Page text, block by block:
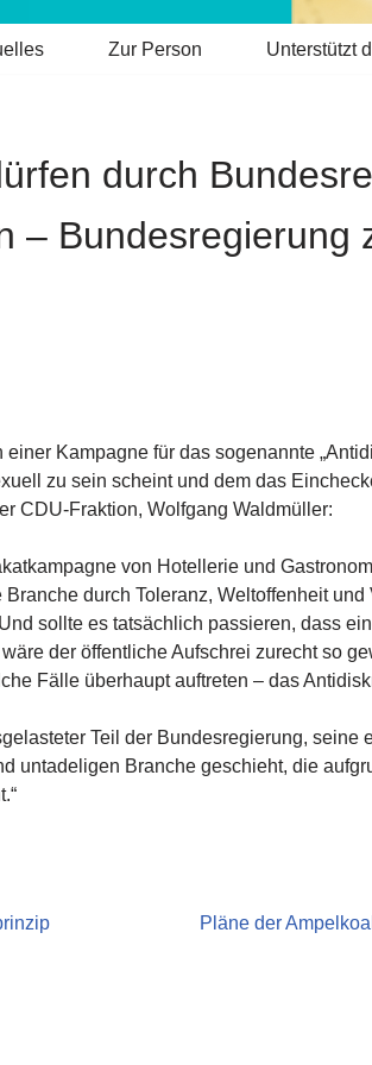
Zur Person Unterstützt
durch
– Bundesregierung
Kampagne für das sogenannte
zu sein scheint und dem das
CDU-Fraktion, Wolfgang Waldmüller:
von Hotellerie und
durch Toleranz, Weltoffenheit
sollte es tatsächlich passieren, dass
der öffentliche Aufschrei zurecht so
Fälle überhaupt auftreten – das
Teil der Bundesregierung,
untadeligen Branche geschieht, die
Pläne der